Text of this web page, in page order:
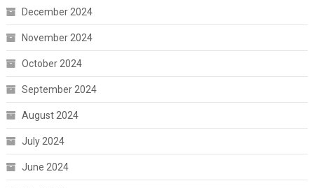
December 2024
November 2024
October 2024
September 2024
August 2024
July 2024
June 2024